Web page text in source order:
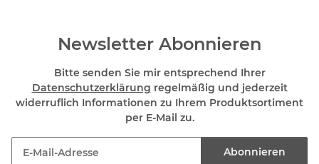
Newsletter Abonnieren
Bitte senden Sie mir entsprechend Ihrer
Datenschutzerklärung regelmäßig und jederzeit
widerruflich Informationen zu Ihrem Produktsortiment
per E-Mail zu.
Abonnieren